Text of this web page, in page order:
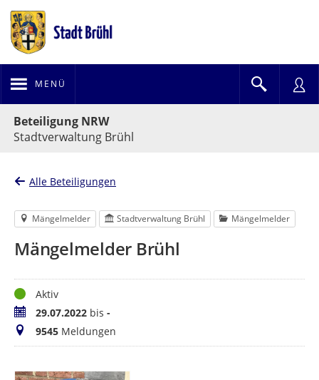
MENÜ
Beteiligung NRW
Stadtverwaltung Brühl
Alle Beteiligungen
Mängelmelder Stadtverwaltung Brühl Mängelmelder
Mängelmelder Brühl
StatusAktiv
Zeitraum29.07.2022 bis -
Meldungen
9545 Meldungen